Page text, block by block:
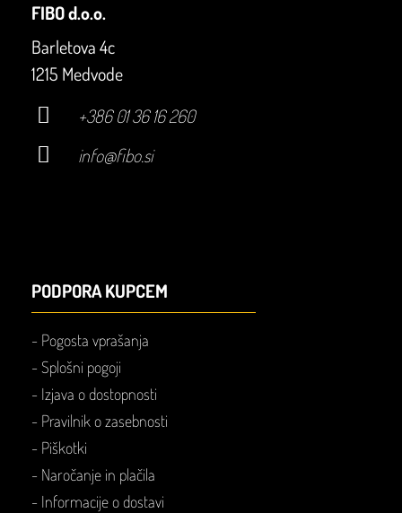
FIBO d.o.o.
Barletova 4c
1215 Medvode
+386 01 36 16 260
info@fibo.si
PODPORA KUPCEM
- Pogosta vprašanja
- Splošni pogoji
- Izjava o dostopnosti
- Pravilnik o zasebnosti
- Piškotki
- Naročanje in plačila
- Informacije o dostavi